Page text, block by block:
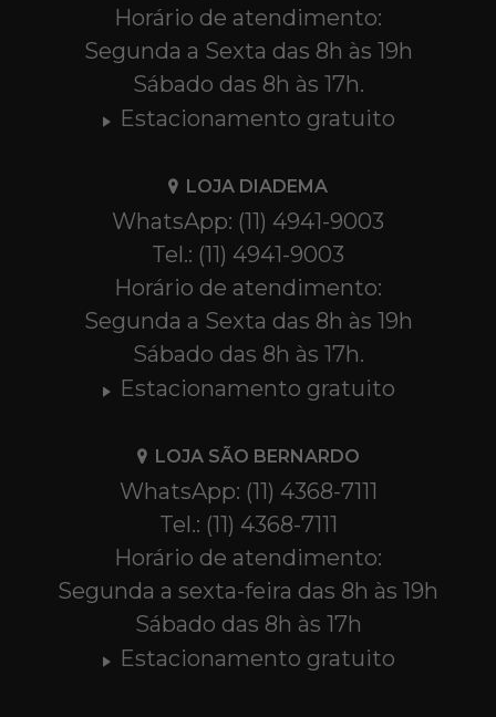
Horário de atendimento:
Segunda a Sexta das 8h às 19h
Sábado das 8h às 17h.
Estacionamento gratuito
LOJA DIADEMA
WhatsApp: (11) 4941-9003
Tel.: (11) 4941-9003
Horário de atendimento:
Segunda a Sexta das 8h às 19h
Sábado das 8h às 17h.
Estacionamento gratuito
LOJA SÃO BERNARDO
WhatsApp: (11) 4368-7111
Tel.: (11) 4368-7111
Horário de atendimento:
Segunda a sexta-feira das 8h às 19h
Sábado das 8h às 17h
Estacionamento gratuito